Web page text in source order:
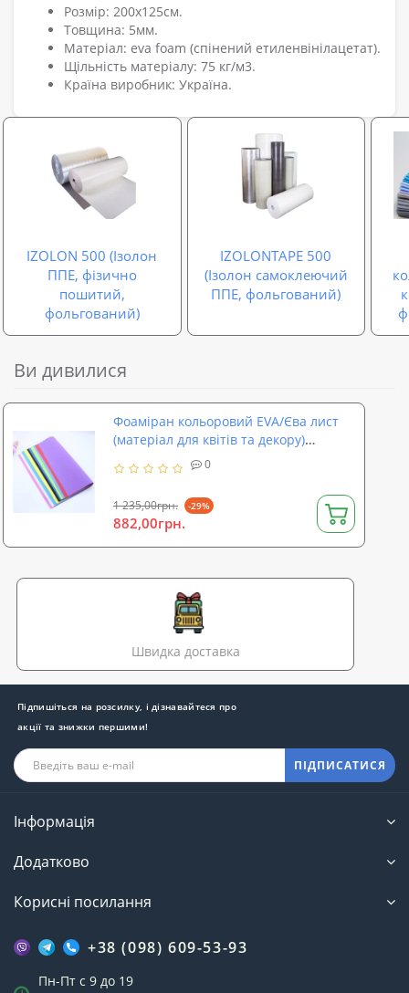
Розмір: 200х125см.
Товщина: 5мм.
Матеріал: eva foam (спінений етиленвінілацетат).
Щільність матеріалу: 75 кг/м3.
Країна виробник: Україна.
IZOLON 500 (Ізолон
ППЕ, фізично
пошитий,
фольгований)
IZOLONTAPE 500
(Ізолон самоклеючий
ППЕ, фольгований)
Ви дивилися
Фоаміран кольоровий EVA/Єва лист
(матеріал для квітів та декору)
2000x1250x5мм SoundProOFF (sp-0078)
0
1 235,00грн. -29%
882,00грн.
Швидка доставка
Підпишіться на розсилку, і дізнавайтеся про
акції та знижки першими!
ПІДПИСАТИСЯ
Інформація
Додатково
Корисні посилання
+38 (098) 609-53-93
Пн-Пт с 9 до 19